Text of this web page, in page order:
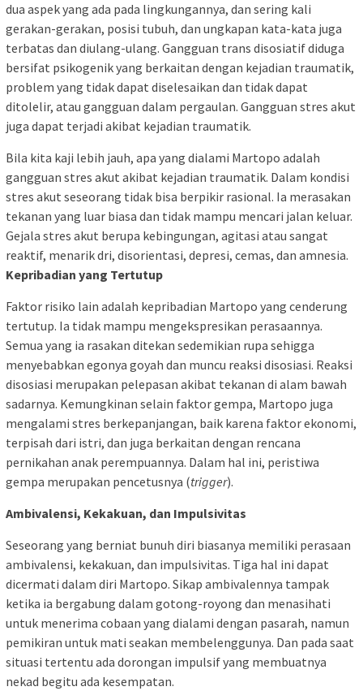
dua aspek yang ada pada lingkungannya, dan sering kali
gerakan-gerakan, posisi tubuh, dan ungkapan kata-kata juga
terbatas dan diulang-ulang. Gangguan trans disosiatif diduga
bersifat psikogenik yang berkaitan dengan kejadian traumatik,
problem yang tidak dapat diselesaikan dan tidak dapat
ditolelir, atau gangguan dalam pergaulan. Gangguan stres akut
juga dapat terjadi akibat kejadian traumatik.
Bila kita kaji lebih jauh, apa yang dialami Martopo adalah
gangguan stres akut akibat kejadian traumatik. Dalam kondisi
stres akut seseorang tidak bisa berpikir rasional. Ia merasakan
tekanan yang luar biasa dan tidak mampu mencari jalan keluar.
Gejala stres akut berupa kebingungan, agitasi atau sangat
reaktif, menarik dri, disorientasi, depresi, cemas, dan amnesia.
Kepribadian yang Tertutup
Faktor risiko lain adalah kepribadian Martopo yang cenderung
tertutup. Ia tidak mampu mengekspresikan perasaannya.
Semua yang ia rasakan ditekan sedemikian rupa sehigga
menyebabkan egonya goyah dan muncu reaksi disosiasi. Reaksi
disosiasi merupakan pelepasan akibat tekanan di alam bawah
sadarnya. Kemungkinan selain faktor gempa, Martopo juga
mengalami stres berkepanjangan, baik karena faktor ekonomi,
terpisah dari istri, dan juga berkaitan dengan rencana
pernikahan anak perempuannya. Dalam hal ini, peristiwa
gempa merupakan pencetusnya (trigger).
Ambivalensi, Kekakuan, dan Impulsivitas
Seseorang yang berniat bunuh diri biasanya memiliki perasaan
ambivalensi, kekakuan, dan impulsivitas. Tiga hal ini dapat
dicermati dalam diri Martopo. Sikap ambivalennya tampak
ketika ia bergabung dalam gotong-royong dan menasihati
untuk menerima cobaan yang dialami dengan pasarah, namun
pemikiran untuk mati seakan membelenggunya. Dan pada saat
situasi tertentu ada dorongan impulsif yang membuatnya
nekad begitu ada kesempatan.